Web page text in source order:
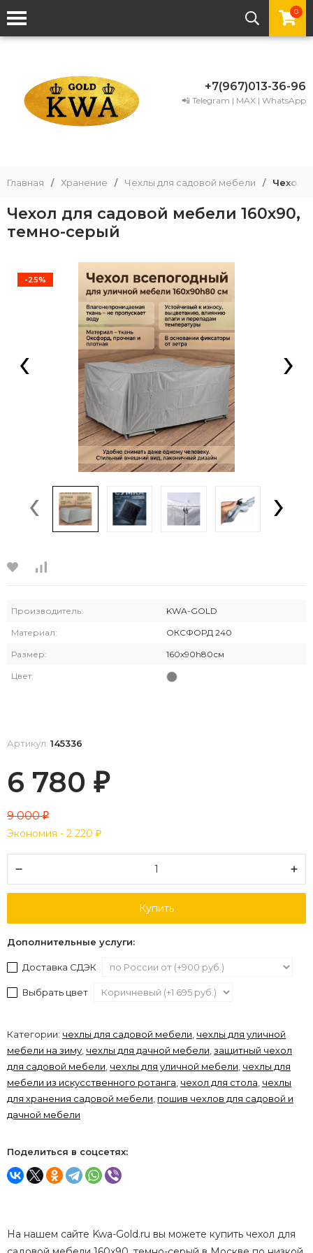
0
+7(967)013-36-96
📲 Telegram | MAX | WhatsApp
Главная / Хранение / Чехлы для садовой мебели / Чехол
Чехол для садовой мебели 160х90,
темно-серый
-25%
‹ ›
‹ ›
Производитель: KWA-GOLD
Материал: ОКСФОРД 240
Размер: 160х90h80см
Цвет:
Артикул: 145336
6 780 ₽
9 000₽
Экономия - 2 220 ₽
Купить
Дополнительные услуги:
Доставка СДЭК
Выбрать цвет
Категории: чехлы для садовой мебели, чехлы для уличной
мебели на зиму, чехлы для дачной мебели,защитный чехол
для садовой мебели, чехлы для уличной мебели, чехлы для
мебели из искусственного ротанга, чехол для стола, чехлы
для хранения садовой мебели, пошив чехлов для садовой и
дачной мебели
Поделиться в соцсетях:
На нашем сайте Kwa-Gold.ru вы можете купить чехол для